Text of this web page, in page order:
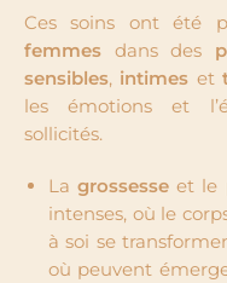
Ces soins ont été
femmes dans des
sensibles, intimes et
les émotions et
sollicités.
Lagrossesse et le
intenses, où le
à soi se
où peuvent